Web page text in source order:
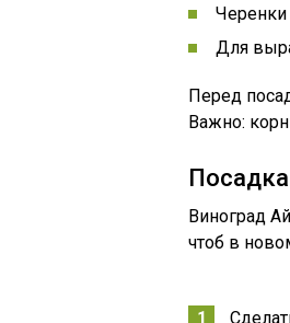
Черенки
Для
Перед
Важно:
Виноград
чтоб в